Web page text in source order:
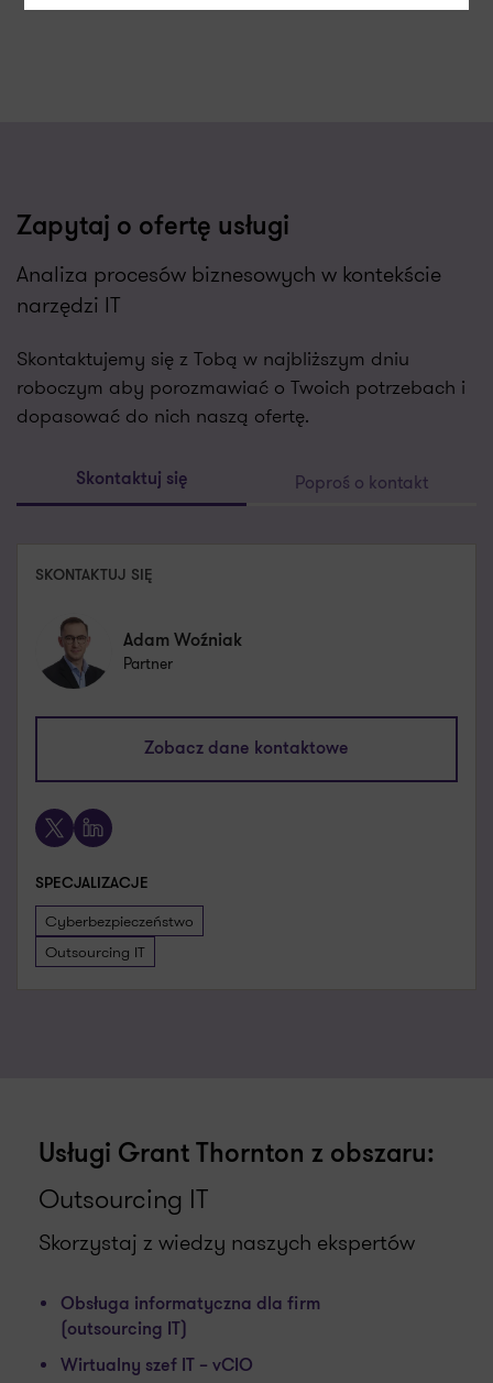
Zapytaj o ofertę usługi
Analiza procesów biznesowych w kontekście
narzędzi IT
Skontaktujemy się z Tobą w najbliższym dniu
roboczym aby porozmawiać o Twoich potrzebach i
dopasować do nich naszą ofertę.
Skontaktuj się Poproś o kontakt
SKONTAKTUJ SIĘ
Adam Woźniak
Partner
Zobacz dane kontaktowe
X LinkedIn
SPECJALIZACJE
Cyberbezpieczeństwo
Outsourcing IT
Usługi Grant Thornton z obszaru:
Outsourcing IT
Skorzystaj z wiedzy naszych ekspertów
Obsługa informatyczna dla firm
(outsourcing IT)
Wirtualny szef IT – vCIO